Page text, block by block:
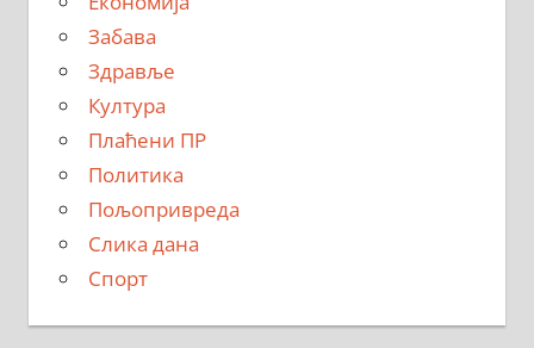
Забава
Здравље
Култура
Плаћени ПР
Политика
Пољопривреда
Слика дана
Спорт